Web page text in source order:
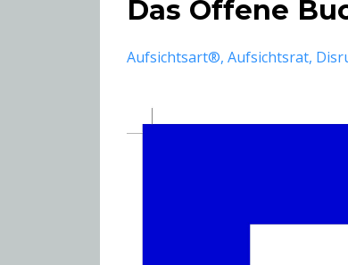
Das Offene
Aufsichtsart® Aufsichtsrat